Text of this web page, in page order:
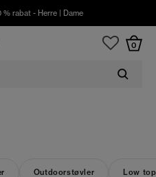
% rabat - Herre| Dame
0
Outdoorstøvler Low